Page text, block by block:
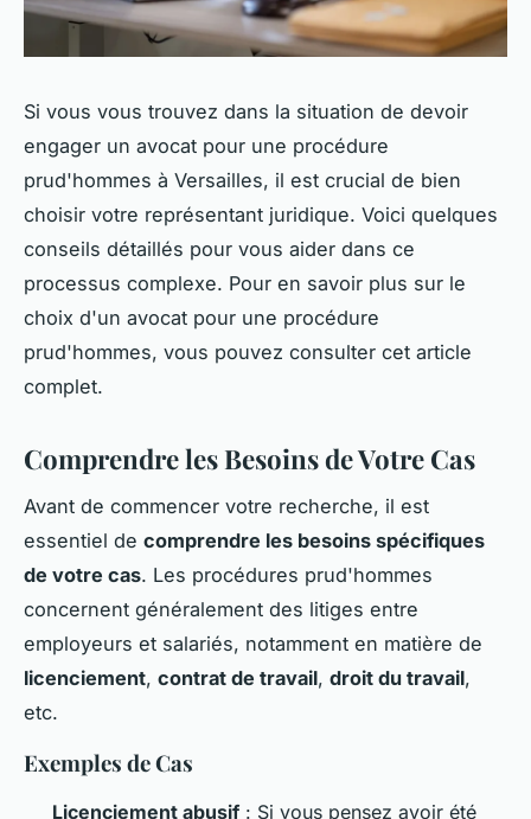
Si vous vous trouvez dans la situation de devoir
engager un avocat pour une procédure
prud'hommes à Versailles, il est crucial de bien
choisir votre représentant juridique. Voici quelques
conseils détaillés pour vous aider dans ce
processus complexe. Pour en savoir plus sur le
choix d'un avocat pour une procédure
prud'hommes, vous pouvez consulter cet article
complet.
Comprendre les Besoins de Votre Cas
Avant de commencer votre recherche, il est
essentiel de comprendre les besoins spécifiques
de votre cas. Les procédures prud'hommes
concernent généralement des litiges entre
employeurs et salariés, notamment en matière de
licenciement, contrat de travail, droit du travail,
etc.
Exemples de Cas
Licenciement abusif : Si vous pensez avoir été